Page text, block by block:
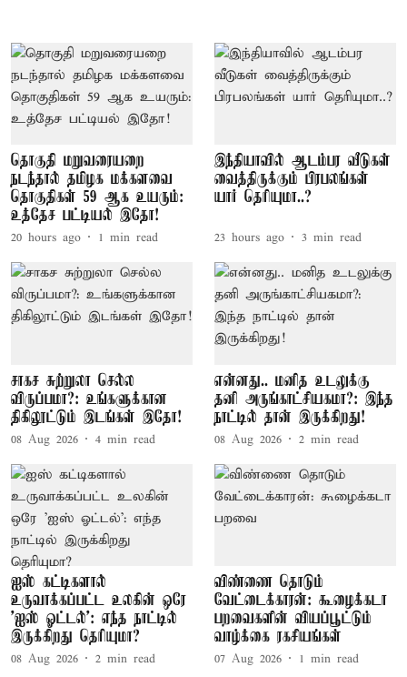
தொகுதி மறுவரையறை
நடந்தால் தமிழக மக்களவை
தொகுதிகள் 59 ஆக உயரும்:
உத்தேச பட்டியல் இதோ!
20 hours ago 1 min read
இந்தியாவில் ஆடம்பர வீடுகள்
வைத்திருக்கும் பிரபலங்கள்
யார் தெரியுமா..?
23 hours ago 3 min read
சாகச சுற்றுலா செல்ல
விருப்பமா?: உங்களுக்கான
திகிலூட்டும் இடங்கள் இதோ!
08 Aug 2026 4 min read
என்னது.. மனித உடலுக்கு
தனி அருங்காட்சியகமா?: இந்த
நாட்டில் தான் இருக்கிறது!
08 Aug 2026 2 min read
ஐஸ் கட்டிகளால்
உருவாக்கப்பட்ட உலகின் ஒரே
'ஐஸ் ஓட்டல்': எந்த நாட்டில்
இருக்கிறது தெரியுமா?
08 Aug 2026 2 min read
விண்ணை தொடும்
வேட்டைக்காரன்: கூழைக்கடா
பறவைகளின் வியப்பூட்டும்
வாழ்க்கை ரகசியங்கள்
07 Aug 2026 1 min read